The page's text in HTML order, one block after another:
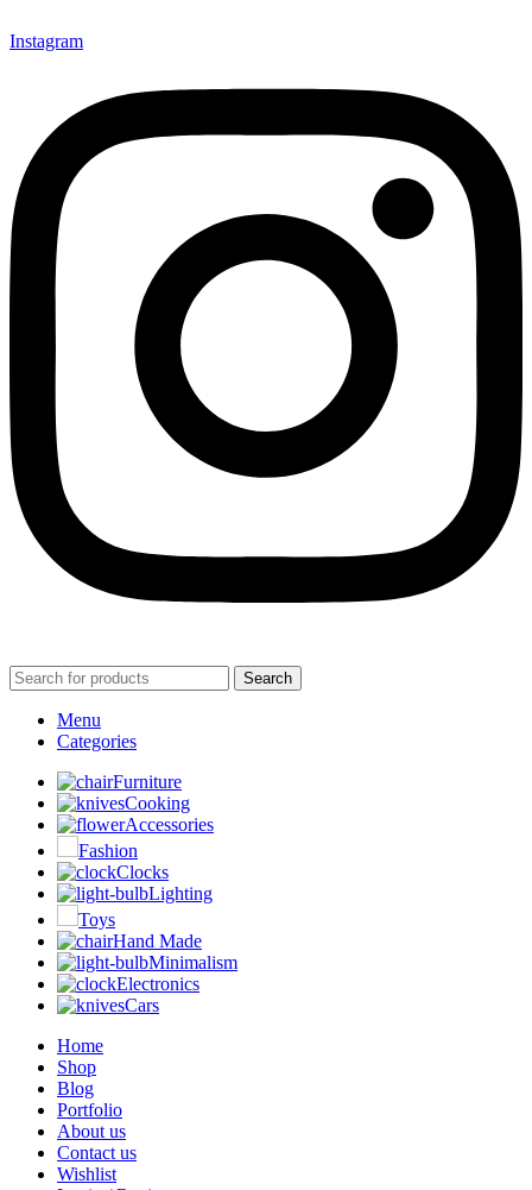
Instagram
Search
Menu
Categories
Furniture
Cooking
Accessories
Fashion
Clocks
Lighting
Toys
Hand Made
Minimalism
Electronics
Cars
Home
Shop
Blog
Portfolio
About us
Contact us
Wishlist